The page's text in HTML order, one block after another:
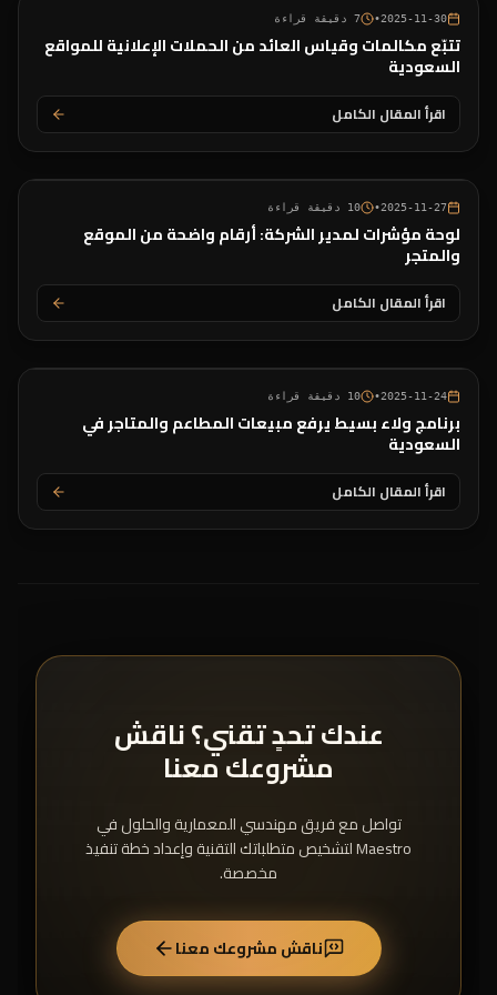
2025-11-30
•
7 دقيقة قراءة
تتبّع مكالمات وقياس العائد من الحملات الإعلانية للمواقع
السعودية
اقرأ المقال الكامل
2025-11-27
•
10 دقيقة قراءة
لوحة مؤشرات لمدير الشركة: أرقام واضحة من الموقع
والمتجر
اقرأ المقال الكامل
2025-11-24
•
10 دقيقة قراءة
برنامج ولاء بسيط يرفع مبيعات المطاعم والمتاجر في
السعودية
اقرأ المقال الكامل
عندك تحدٍ تقني؟ ناقش
مشروعك معنا
تواصل مع فريق مهندسي المعمارية والحلول في
Maestro لتشخيص متطلباتك التقنية وإعداد خطة تنفيذ
مخصصة.
ناقش مشروعك معنا